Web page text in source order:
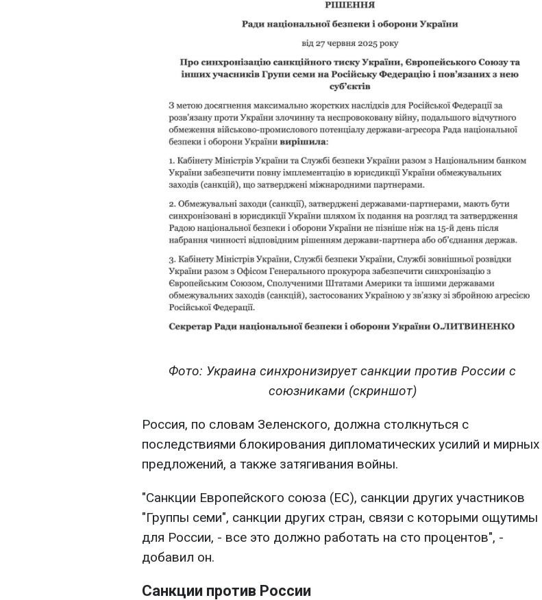
Фото: Украина синхронизирует санкции против России с
союзниками (скриншот)
Россия, по словам Зеленского, должна столкнуться с
последствиями блокирования дипломатических усилий и мирных
предложений, а также затягивания войны.
"Санкции Европейского союза (ЕС), санкции других участников
"Группы семи", санкции других стран, связи с которыми ощутимы
для России, - все это должно работать на сто процентов", -
добавил он.
Санкции против России